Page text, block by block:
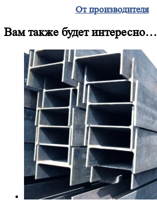
От производителя
Вам также будет интересно…